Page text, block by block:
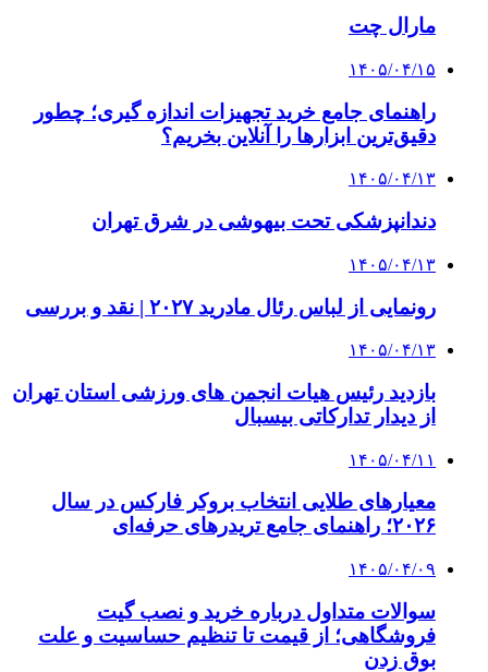
مارال چت
۱۴۰۵/۰۴/۱۵
راهنمای جامع خرید تجهیزات اندازه گیری؛ چطور
دقیق‌ترین ابزارها را آنلاین بخریم؟
۱۴۰۵/۰۴/۱۳
دندانپزشکی تحت بیهوشی در شرق تهران
۱۴۰۵/۰۴/۱۳
رونمایی از لباس رئال مادرید ۲۰۲۷ | نقد و بررسی
۱۴۰۵/۰۴/۱۳
بازدید رئیس هیات انجمن های ورزشی استان تهران
از دیدار تدارکاتی بیسبال
۱۴۰۵/۰۴/۱۱
معیارهای طلایی انتخاب بروکر فارکس در سال
۲۰۲۶؛ راهنمای جامع تریدرهای حرفه‌ای
۱۴۰۵/۰۴/۰۹
سوالات متداول درباره خرید و نصب گیت
فروشگاهی؛ از قیمت تا تنظیم حساسیت و علت
بوق زدن